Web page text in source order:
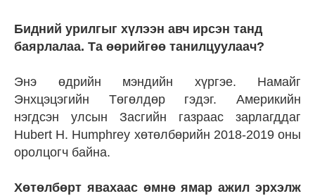
Бидний урилгыг хүлээн авч ирсэн танд
баярлалаа. Та өөрийгөө танилцуулаач?
Энэ өдрийн мэндийн хүргэе. Намайг
Энхцэцэгийн Төгөлдөр гэдэг. Америкийн
нэгдсэн улсын Засгийн газраас зарлагддаг
Hubert H. Humphrey хөтөлбөрийн 2018-2019 оны
оролцогч байна.
Хөтөлбөрт явахаас өмнө ямар ажил эрхэлж